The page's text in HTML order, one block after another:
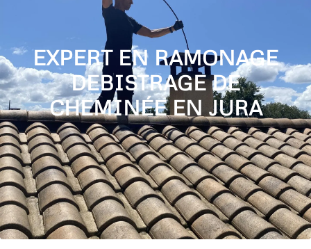
EXPERT EN RAMONAGE
DEBISTRAGE DE
CHEMINÉE EN JURA